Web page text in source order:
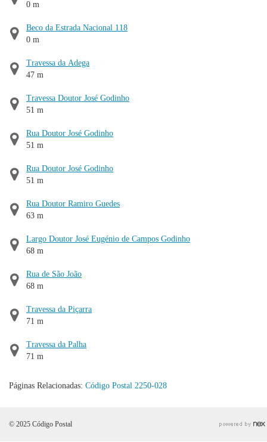
0 m
Beco da Estrada Nacional 118
0 m
Travessa da Adega
47 m
Travessa Doutor José Godinho
51 m
Rua Doutor José Godinho
51 m
Rua Doutor José Godinho
51 m
Rua Doutor Ramiro Guedes
63 m
Largo Doutor José Eugénio de Campos Godinho
68 m
Rua de São João
68 m
Travessa da Piçarra
71 m
Travessa da Palha
71 m
Páginas Relacionadas: Código Postal 2250-028
© 2025 Código Postal